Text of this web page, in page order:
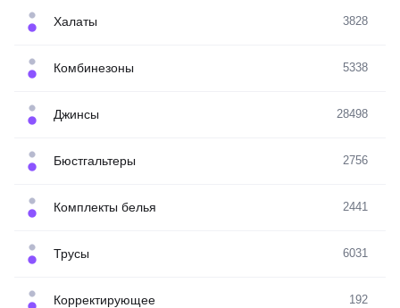
Халаты 3828
Комбинезоны 5338
Джинсы 28498
Бюстгальтеры 2756
Комплекты белья 2441
Трусы 6031
Корректирующее 192